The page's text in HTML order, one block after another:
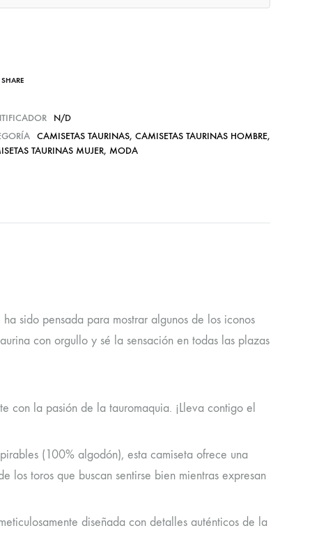
SHARE
N/D
CAMISETAS TAURINAS, CAMISETAS TAURINAS HOMBRE,
TAURINAS MUJER, MODA
sido pensada para mostrar algunos de los iconos
con orgullo y sé la sensación en todas las plazas
con la pasión de la tauromaquia. ¡Lleva contigo el
(100% algodón), esta camiseta ofrece una
toros que buscan sentirse bien mientras expresan
diseñada con detalles auténticos de la